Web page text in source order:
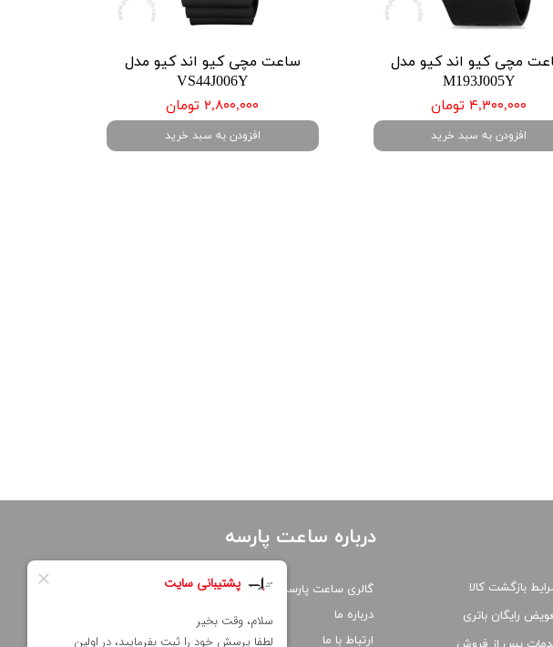
مچی کیو اند کیو مدل
M193J005Y
۴,۳۰۰,۰۰۰ تومان
افزودن به سبد خرید
ساعت مچی کیو اند کیو مدل
VS44J006Y
۲,۸۰۰,۰۰۰ تومان
افزودن به سبد خرید
درباره ساعت پارسه
گالری ساعت پارسه
درباره ما
ارتباط با ما
بازگشت کالا
رایگان باتری